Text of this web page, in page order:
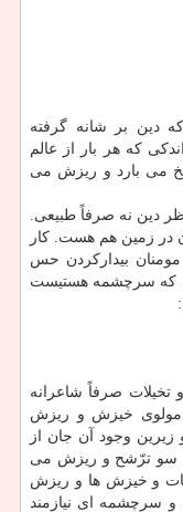
دین بر شانه گرفته
كه هر بار از عالم
می بارد و ریزش می
دین نه صرفاً طبیعی.
در زمین هم هست. كار
مومنان بیداركردن حس
كه سرچشمه هستیست
صرفاً شاعرانه
خیزش و ریزش
زیرین وجود آن جان از
سو ترّشح و ریزش می
و خیزش ها و ریزش
و سرچشمه ای نیازمند